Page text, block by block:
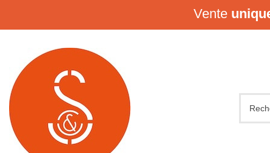
Vente